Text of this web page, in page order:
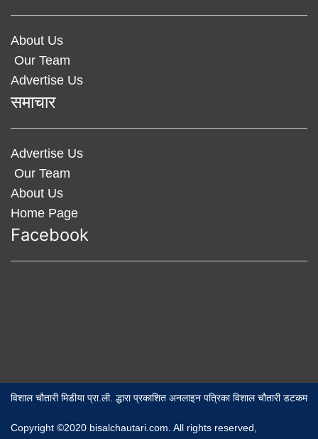
About Us
Our Team
Advertise Us
समाचार
Advertise Us
Our Team
About Us
Home Page
Facebook
विशाल चौतारी मिडीया प्रा.ली. द्धारा प्रकाशित अनलाइन पत्रिका विशाल चौतारी डटकम
Copyright ©2020 bisalchautari.com. All rights reserved,